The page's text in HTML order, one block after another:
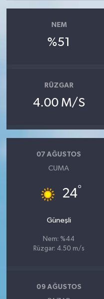
NEM
%51
RÜZGAR
4.00 M/S
07 AĞUSTOS
CUMA
24°
Güneşli
Nem: %44
Rüzgar: 4.50 m/s
09 AĞUSTOS